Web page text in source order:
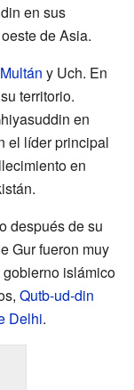
en sus
de Asia.
Multán y Uch. En
territorio.
en
el líder principal
en
después de su
Gur fueron muy
islámico
Qutb-ud-din
Delhi.